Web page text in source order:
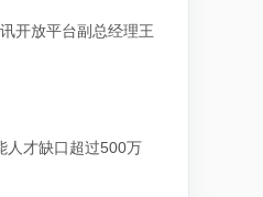
开放平台副总经理王
人才缺口超过500万